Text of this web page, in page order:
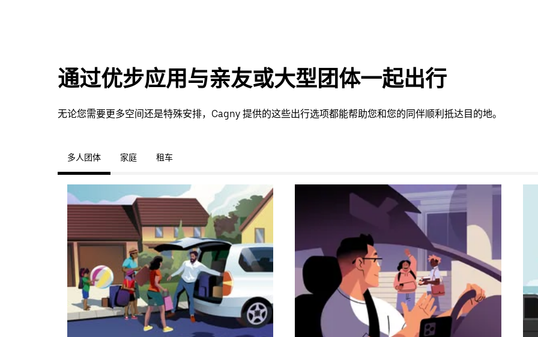
通过优步应用与亲友或大型团体一起出行
无论您需要更多空间还是特殊安排，Cagny 提供的这些出行选项都能帮助您和您的同伴顺利抵达目的地。
多人团体 家庭 租车